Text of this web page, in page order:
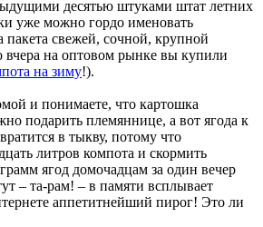
десятью штуками штат летних
уже можно гордо именовать
свежей, сочной, крупной
вчера на оптовом рынке вы купили
на зиму!).
и понимаете, что картошка
подарить племяннице, а вот ягода к
в тыкву, потому что
литров компота и скормить
ягод домочадцам за один вечер
– та-рам! – в памяти всплывает
аппетитнейший пирог! Это ли